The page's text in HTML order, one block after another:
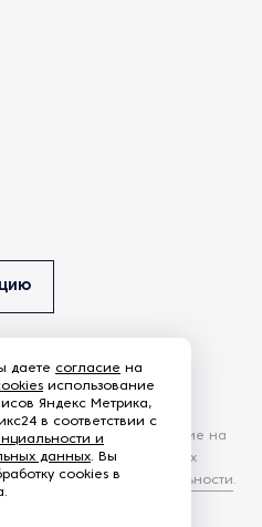
сайт, вы даете согласие на
других пользовательских
Политикой конфиденциальности.
даете согласие на
использование
Яндекс Метрика,
в соответствии с
и
данных. Вы
cookies в